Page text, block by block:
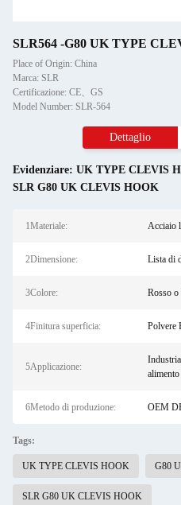
SLR564 -G80 UK TYPE
Place of Origin: China
Marca: SLR
Certificazione: CE、GS
Model Number: SLR-564
Dettaglio
Evidenziare: UK TYPE CLEVIS
SLR G80 UK CLEVIS HOOK
1Materiale: Acciaio
2Dimensione: Lista di
3Colore: Rosso
4Finitura superficia: Polvere
5Applicazione:
6Metodo di produzione: OEM
Tags:
UK TYPE CLEVIS HOOK G80
SLR G80 UK CLEVIS HOOK